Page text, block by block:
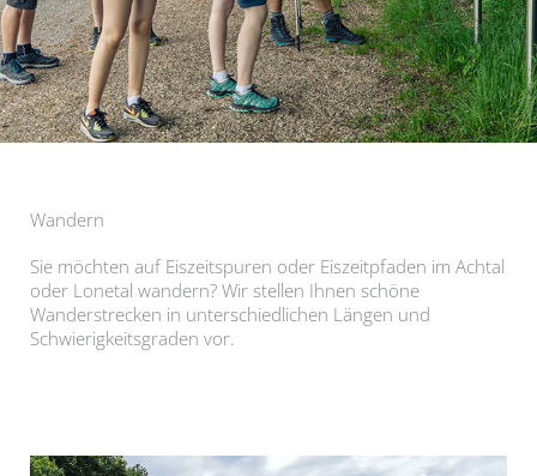
Wandern
Sie möchten auf Eiszeitspuren oder Eiszeitpfaden im Achtal
oder Lonetal wandern? Wir stellen Ihnen schöne
Wanderstrecken in unterschiedlichen Längen und
Schwierigkeitsgraden vor.